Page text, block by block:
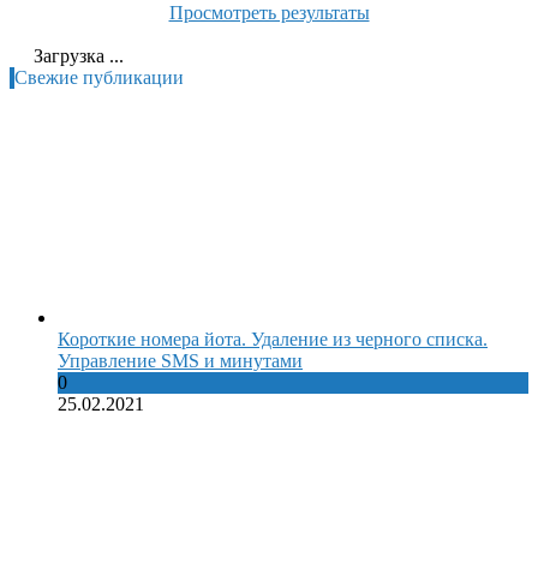
Просмотреть результаты
Загрузка ...
Свежие публикации
Короткие номера йота. Удаление из черного списка.
Управление SMS и минутами
0
25.02.2021